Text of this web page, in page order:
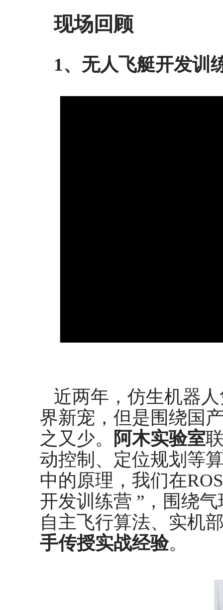
现场回顾
1、无人飞艇开发训
近两年，仿生机器
界新宠，但是围绕国
之又少。
阿木实验室
动控制、定位规划等
中的原理，我们在
开发训练营 ”，围绕
自主飞行算法、实机
手传授实战经验。